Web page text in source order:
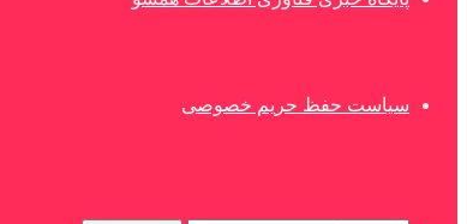
سیاست حفظ حریم خصوصی